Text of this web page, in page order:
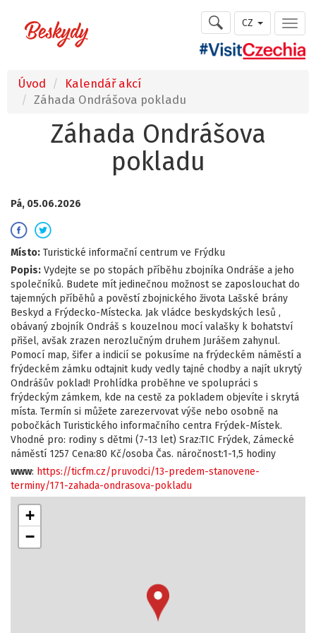
CZ
Úvod
Kalendář akcí
Záhada Ondrášova pokladu
Záhada Ondrášova
pokladu
Pá, 05.06.2026
Místo: Turistické informační centrum ve Frýdku
Popis: Vydejte se po stopách příběhu zbojníka Ondráše a jeho
společníků. Budete mít jedinečnou možnost se zaposlouchat do
tajemných příběhů a pověstí zbojnického života Lašské brány
Beskyd a Frýdecko-Místecka. Jak vládce beskydských lesů ,
obávaný zbojník Ondráš s kouzelnou mocí valašky k bohatství
přišel, avšak zrazen nerozlučným druhem Jurášem zahynul.
Pomocí map, šifer a indicií se pokusíme na frýdeckém náměstí a
frýdeckém zámku odtajnit kudy vedly tajné chodby a najít ukrytý
Ondrášův poklad! Prohlídka proběhne ve spolupráci s
frýdeckým zámkem, kde na cestě za pokladem objevíte i skrytá
místa. Termín si můžete zarezervovat výše nebo osobně na
pobočkách Turistického informačního centra Frýdek-Místek.
Vhodné pro: rodiny s dětmi (7-13 let) Sraz:TIC Frýdek, Zámecké
náměstí 1257 Cena:80 Kč/osoba Čas. náročnost:1-1,5 hodiny
www: https://ticfm.cz/pruvodci/13-predem-stanovene-
terminy/171-zahada-ondrasova-pokladu
+
−